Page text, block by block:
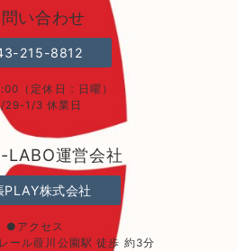
い合わせ
215-8812
（定休日：日曜）
29-1/3 休業日
LABO運営会社
PLAY株式会社
●アクセス
ール葭川公園駅 徒歩 約3分